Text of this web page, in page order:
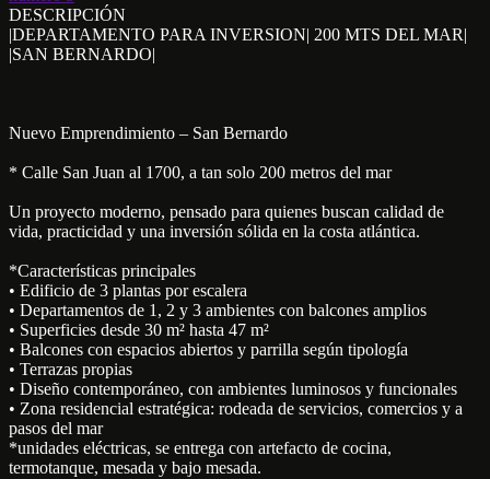
DESCRIPCIÓN
|DEPARTAMENTO PARA INVERSION| 200 MTS DEL MAR|
|SAN BERNARDO|
Nuevo Emprendimiento – San Bernardo
* Calle San Juan al 1700, a tan solo 200 metros del mar
Un proyecto moderno, pensado para quienes buscan calidad de
vida, practicidad y una inversión sólida en la costa atlántica.
*Características principales
• Edificio de 3 plantas por escalera
• Departamentos de 1, 2 y 3 ambientes con balcones amplios
• Superficies desde 30 m² hasta 47 m²
• Balcones con espacios abiertos y parrilla según tipología
• Terrazas propias
• Diseño contemporáneo, con ambientes luminosos y funcionales
• Zona residencial estratégica: rodeada de servicios, comercios y a
pasos del mar
*unidades eléctricas, se entrega con artefacto de cocina,
termotanque, mesada y bajo mesada.